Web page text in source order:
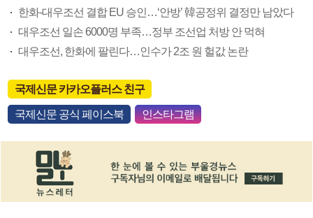
한화-대우조선 결합 EU 승인…‘안방’ 韓공정위 결정만 남았다
대우조선 일손 6000명 부족…정부 조선업 처방 안 먹혀
대우조선, 한화에 팔린다…인수가 2조 원 헐값 논란
국제신문 카카오플러스 친구
국제신문 공식 페이스북 인스타그램